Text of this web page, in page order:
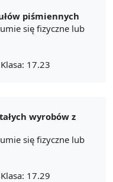
piśmiennych
się fizyczne lub
17.23
wyrobów z
się fizyczne lub
17.29